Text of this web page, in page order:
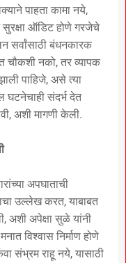
पाहता कामा नये,
सुरक्षा ऑडिट होणे गरजेचे
सर्वांसाठी बंधनकारक
चौकशी नको, तर व्यापक
पाहिजे, असे त्या
घटनेचाही संदर्भ देत
अशी मागणी केली.
अपघाताची
उल्लेख करत, याबाबत
अशी अपेक्षा सुळे यांनी
विश्वास निर्माण होणे
संभ्रम राहू नये, यासाठी